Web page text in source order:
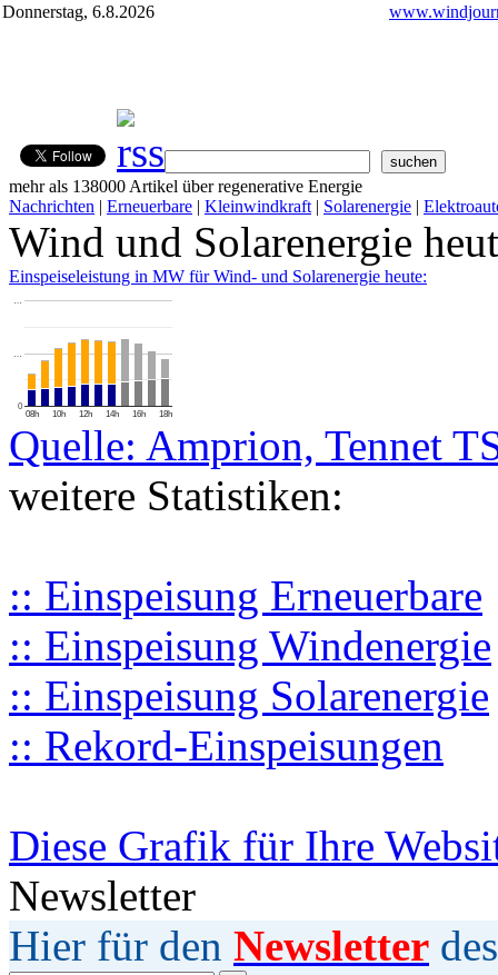
Donnerstag, 6.8.2026
mehr als 138000 Artikel über regenerative Energie
Nachrichten | Erneuerbare | Kleinwindkraft | Solarenergie |
Wind und Solarenergie
Einspeiseleistung in MW für Wind- und Solarenergie heute:
08h 10h 12h 14h 16h 18h
0
…
…
Quelle: Amprion, Tennet
weitere Statistiken:
:: Einspeisung Erneuerbare
:: Einspeisung Windenergie
:: Einspeisung Solarenergie
:: Rekord-Einspeisungen
Diese Grafik für Ihre
Newsletter
Hier für den Newsletter